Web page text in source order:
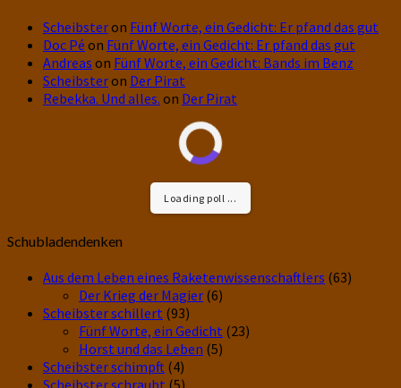
Scheibsteron Fünf Worte, ein Gedicht: Er pfand das gut
Doc Pé on Fünf Worte, ein Gedicht: Er pfand das gut
Andreas on Fünf Worte, ein Gedicht: Bands im Benz
Scheibsteron Der Pirat
Rebekka. Und alles. on Der Pirat
Loading poll ...
Schubladendenken
Aus dem Leben eines Raketenwissenschaftlers (63)
Der Krieg der Magier (6)
Scheibster schillert (93)
Fünf Worte, ein Gedicht (23)
Horst und das Leben (5)
Scheibster schimpft (4)